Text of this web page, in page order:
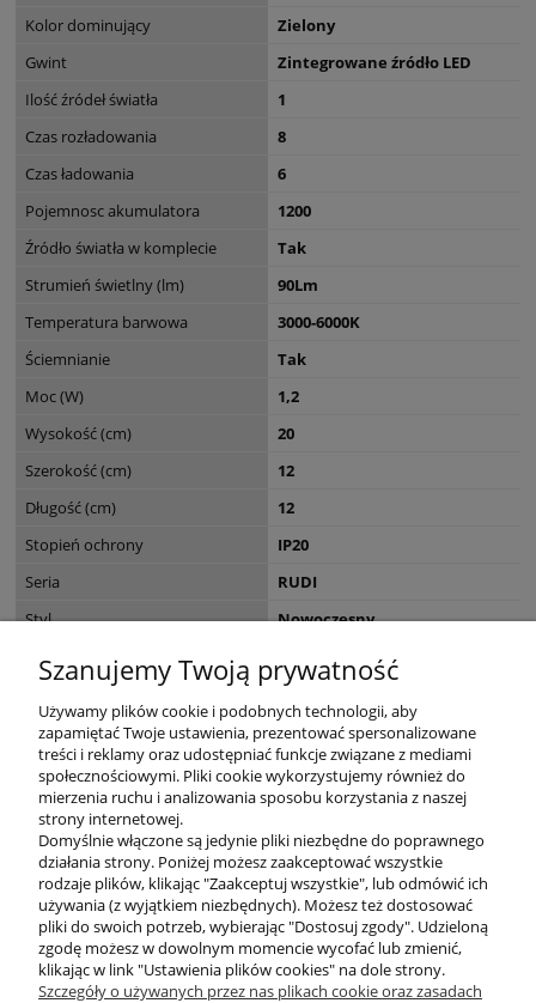
Kolor dominujący
Zielony
Gwint
Zintegrowane źródło LED
Ilość źródeł światła
1
Czas rozładowania
8
Czas ładowania
6
Pojemnosc akumulatora
1200
Źródło światła w komplecie
Tak
Strumień świetlny (lm)
90Lm
Temperatura barwowa
3000-6000K
Ściemnianie
Tak
Moc (W)
1,2
Wysokość (cm)
20
Szerokość (cm)
12
Długość (cm)
12
Stopień ochrony
IP20
Seria
RUDI
Styl
Nowoczesny
EAN
4043689019655
Wymiary opakowania (cm)
22.5 x 14.5 x 14.5
KONTAKT
DODATKOWE
MOJE KONTO
Szanujemy Twoją prywatność
Używamy plików cookie i podobnych technologii, aby
zapamiętać Twoje ustawienia, prezentować spersonalizowane
treści i reklamy oraz udostępniać funkcje związane z mediami
społecznościowymi. Pliki cookie wykorzystujemy również do
mierzenia ruchu i analizowania sposobu korzystania z naszej
strony internetowej.
Domyślnie włączone są jedynie pliki niezbędne do poprawnego
działania strony. Poniżej możesz zaakceptować wszystkie
rodzaje plików, klikając "Zaakceptuj wszystkie", lub odmówić ich
używania (z wyjątkiem niezbędnych). Możesz też dostosować
pliki do swoich potrzeb, wybierając "Dostosuj zgody". Udzieloną
zgodę możesz w dowolnym momencie wycofać lub zmienić,
klikając w link "Ustawienia plików cookies" na dole strony.
Szczegóły o używanych przez nas plikach cookie oraz zasadach